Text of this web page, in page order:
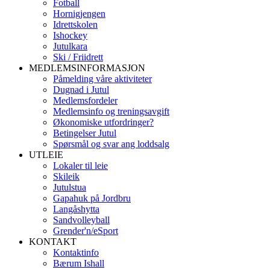
Fotball
Hornigjengen
Idrettskolen
Ishockey
Jutulkara
Ski / Friidrett
MEDLEMSINFORMASJON
Påmelding våre aktiviteter
Dugnad i Jutul
Medlemsfordeler
Medlemsinfo og treningsavgift
Økonomiske utfordringer?
Betingelser Jutul
Spørsmål og svar ang loddsalg
UTLEIE
Lokaler til leie
Skileik
Jutulstua
Gapahuk på Jordbru
Langåshytta
Sandvolleyball
Grender'n/eSport
KONTAKT
Kontaktinfo
Bærum Ishall